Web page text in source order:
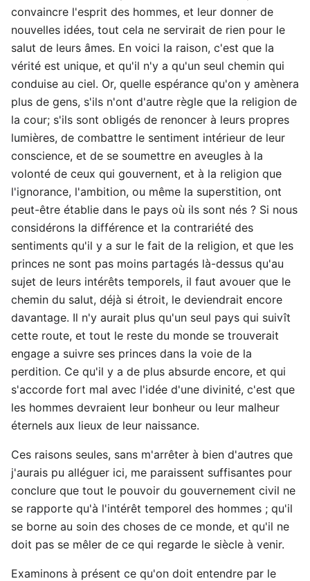
convaincre l'esprit des hommes, et leur donner de
nouvelles idées, tout cela ne servirait de rien pour le
salut de leurs âmes. En voici la raison, c'est que la
vérité est unique, et qu'il n'y a qu'un seul chemin qui
conduise au ciel. Or, quelle espérance qu'on y amènera
plus de gens, s'ils n'ont d'autre règle que la religion de
la cour; s'ils sont obligés de renoncer à leurs propres
lumières, de combattre le sentiment intérieur de leur
conscience, et de se soumettre en aveugles à la
volonté de ceux qui gouvernent, et à la religion que
l'ignorance, l'ambition, ou même la superstition, ont
peut-être établie dans le pays où ils sont nés ? Si nous
considérons la différence et la contrariété des
sentiments qu'il y a sur le fait de la religion, et que les
princes ne sont pas moins partagés là-dessus qu'au
sujet de leurs intérêts temporels, il faut avouer que le
chemin du salut, déjà si étroit, le deviendrait encore
davantage. Il n'y aurait plus qu'un seul pays qui suivît
cette route, et tout le reste du monde se trouverait
engage a suivre ses princes dans la voie de la
perdition. Ce qu'il y a de plus absurde encore, et qui
s'accorde fort mal avec l'idée d'une divinité, c'est que
les hommes devraient leur bonheur ou leur malheur
éternels aux lieux de leur naissance.
Ces raisons seules, sans m'arrêter à bien d'autres que
j'aurais pu alléguer ici, me paraissent suffisantes pour
conclure que tout le pouvoir du gouvernement civil ne
se rapporte qu'à l'intérêt temporel des hommes ; qu'il
se borne au soin des choses de ce monde, et qu'il ne
doit pas se mêler de ce qui regarde le siècle à venir.
Examinons à présent ce qu'on doit entendre par le